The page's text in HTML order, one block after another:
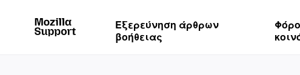
Εξερεύνηση άρθρων
βοήθειας